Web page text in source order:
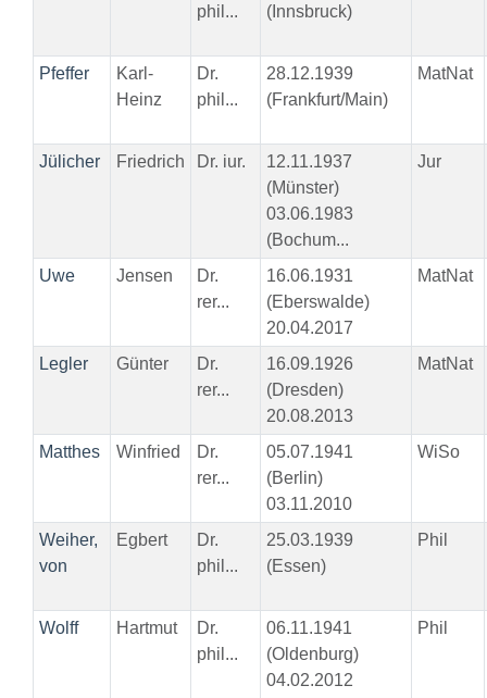
phil...
(Innsbruck)
Pfeffer
Karl-
Heinz
Dr.
phil...
28.12.1939
(Frankfurt/Main)
MatNat
Jülicher Friedrich Dr. iur.
12.11.1937
(Münster)
03.06.1983
(Bochum...
Jur
Uwe Jensen
Dr.
rer...
16.06.1931
(Eberswalde)
20.04.2017
MatNat
Legler Günter
Dr.
rer...
16.09.1926
(Dresden)
20.08.2013
MatNat
Matthes Winfried
Dr.
rer...
05.07.1941
(Berlin)
03.11.2010
WiSo
Weiher,
von
Egbert
Dr.
phil...
25.03.1939
(Essen)
Phil
Wolff Hartmut
Dr.
phil...
06.11.1941
(Oldenburg)
04.02.2012
Phil